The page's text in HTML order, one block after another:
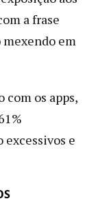
a frase
mexendo em
com os apps,
excessivos e